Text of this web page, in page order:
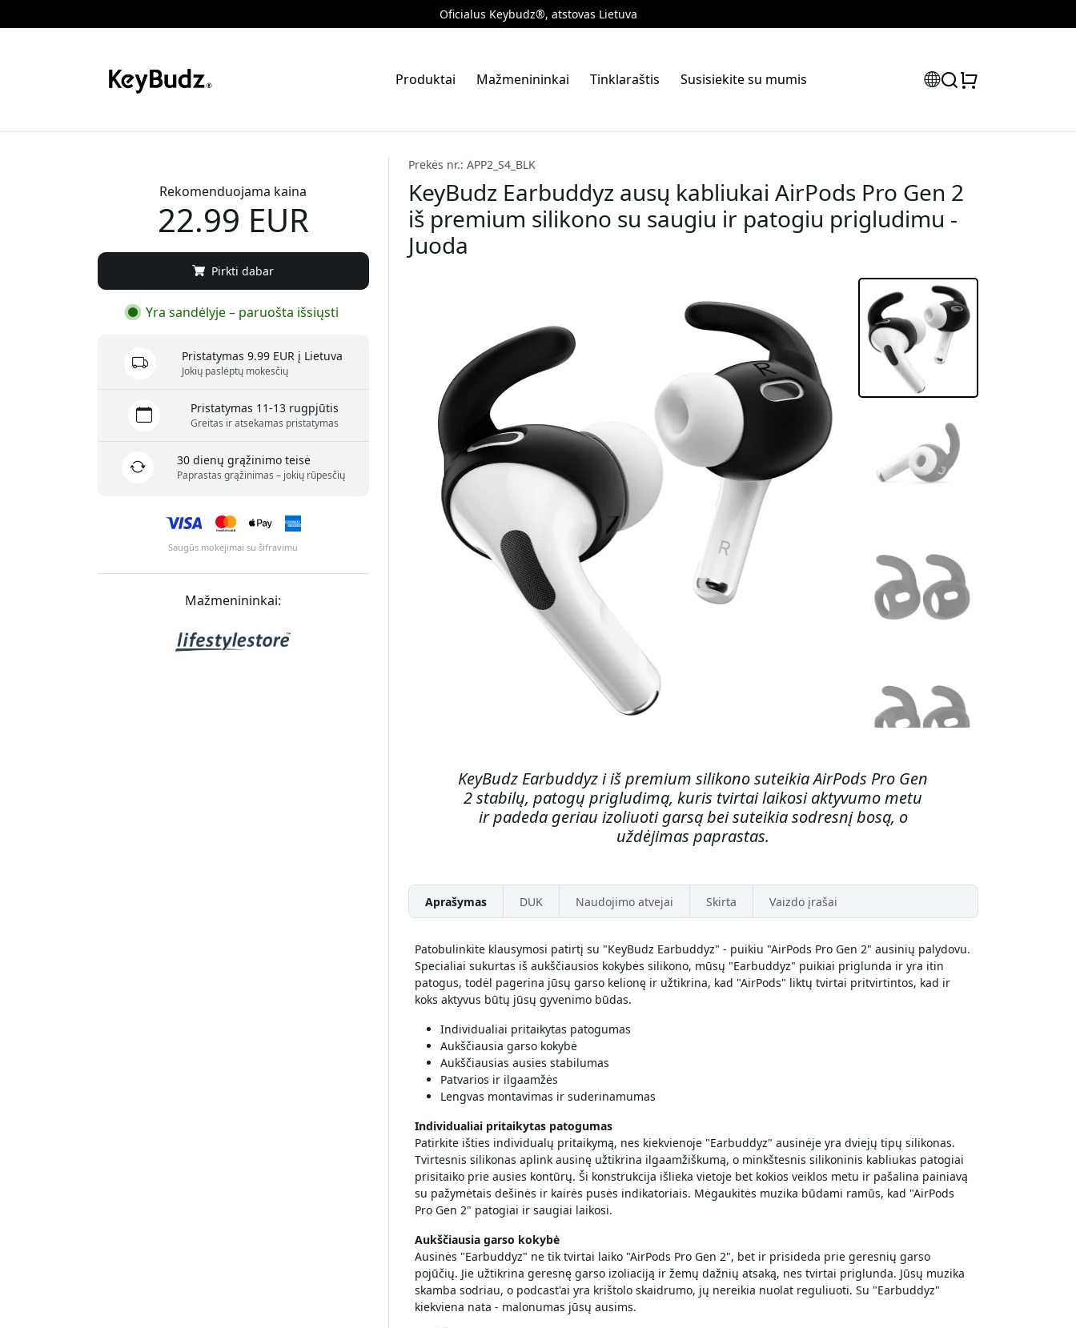
Oficialus Keybudz®, atstovas Lietuva
Produktai Mažmenininkai Tinklaraštis Susisiekite su mumis
Prekės nr.: APP2_S4_BLK
KeyBudz Earbuddyz ausų kabliukai AirPods Pro Gen 2
iš premium silikono su saugiu ir patogiu prigludimu -
Juoda
KeyBudz Earbuddyz i iš premium silikono suteikia AirPods Pro Gen
2 stabilų, patogų prigludimą, kuris tvirtai laikosi aktyvumo metu
ir padeda geriau izoliuoti garsą bei suteikia sodresnį bosą, o
uždėjimas paprastas.
Aprašymas DUK Naudojimo atvejai Skirta Vaizdo įrašai
Patobulinkite klausymosi patirtį su "KeyBudz Earbuddyz" - puikiu "AirPods Pro Gen 2" ausinių palydovu.
Specialiai sukurtas iš aukščiausios kokybės silikono, mūsų "Earbuddyz" puikiai priglunda ir yra itin
patogus, todėl pagerina jūsų garso kelionę ir užtikrina, kad "AirPods" liktų tvirtai pritvirtintos, kad ir
koks aktyvus būtų jūsų gyvenimo būdas.
Individualiai pritaikytas patogumas
Aukščiausia garso kokybė
Aukščiausias ausies stabilumas
Patvarios ir ilgaamžės
Lengvas montavimas ir suderinamumas
Individualiai pritaikytas patogumas
Patirkite išties individualų pritaikymą, nes kiekvienoje "Earbuddyz" ausinėje yra dviejų tipų silikonas.
Tvirtesnis silikonas aplink ausinę užtikrina ilgaamžiškumą, o minkštesnis silikoninis kabliukas patogiai
prisitaiko prie ausies kontūrų. Ši konstrukcija išlieka vietoje bet kokios veiklos metu ir pašalina painiavą
su pažymėtais dešinės ir kairės pusės indikatoriais. Mėgaukitės muzika būdami ramūs, kad "AirPods
Pro Gen 2" patogiai ir saugiai laikosi.
Aukščiausia garso kokybė
Ausinės "Earbuddyz" ne tik tvirtai laiko "AirPods Pro Gen 2", bet ir prisideda prie geresnių garso
pojūčių. Jie užtikrina geresnę garso izoliaciją ir žemų dažnių atsaką, nes tvirtai priglunda. Jūsų muzika
skamba sodriau, o podcast'ai yra krištolo skaidrumo, jų nereikia nuolat reguliuoti. Su "Earbuddyz"
kiekviena nata - malonumas jūsų ausims.
Rekomenduojama kaina
22.99 EUR
Pirkti dabar
Yra sandėlyje – paruošta išsiųsti
Pristatymas 9.99 EUR į Lietuva
Jokių paslėptų mokesčių
Pristatymas 11-13 rugpjūtis
Greitas ir atsekamas pristatymas
30 dienų grąžinimo teisė
Paprastas grąžinimas – jokių rūpesčių
Saugūs mokėjimai su šifravimu
Mažmenininkai: